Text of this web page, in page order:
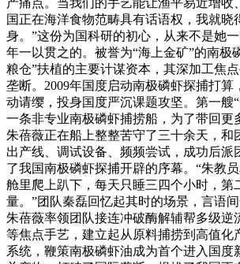
国正在海洋食物范畴具有话语权，我就晓
身。”这份为国科研的初心，从来不是她
年一以贯之的。被誉为“海上金矿”的南极
粮仓”扶植的主要计谋资本，其深加工焦
垄断。2009年国度启动南极磷虾探捕打算
动请缨，投身国度严沉课题攻坚。第一艘
一条非专业南极磷虾捕捞船，为了带回更
朱蓓薇正在船上整整苦守了三十余天，和
出产线、调试设备、频频尝试，成功后派
了我国南极磷虾探捕开辟的序幕。“朱教
舱里爬上趴下，每天只睡三四个小时，第
量。”团队秦磊回忆起其时的场景，言语
朱蓓薇率领团队接连冲破酶解辅帮多级逆
等焦点手艺，建立起从原料捕捞到高值化
系统，鞭策南极磷虾油成为首个进入国度